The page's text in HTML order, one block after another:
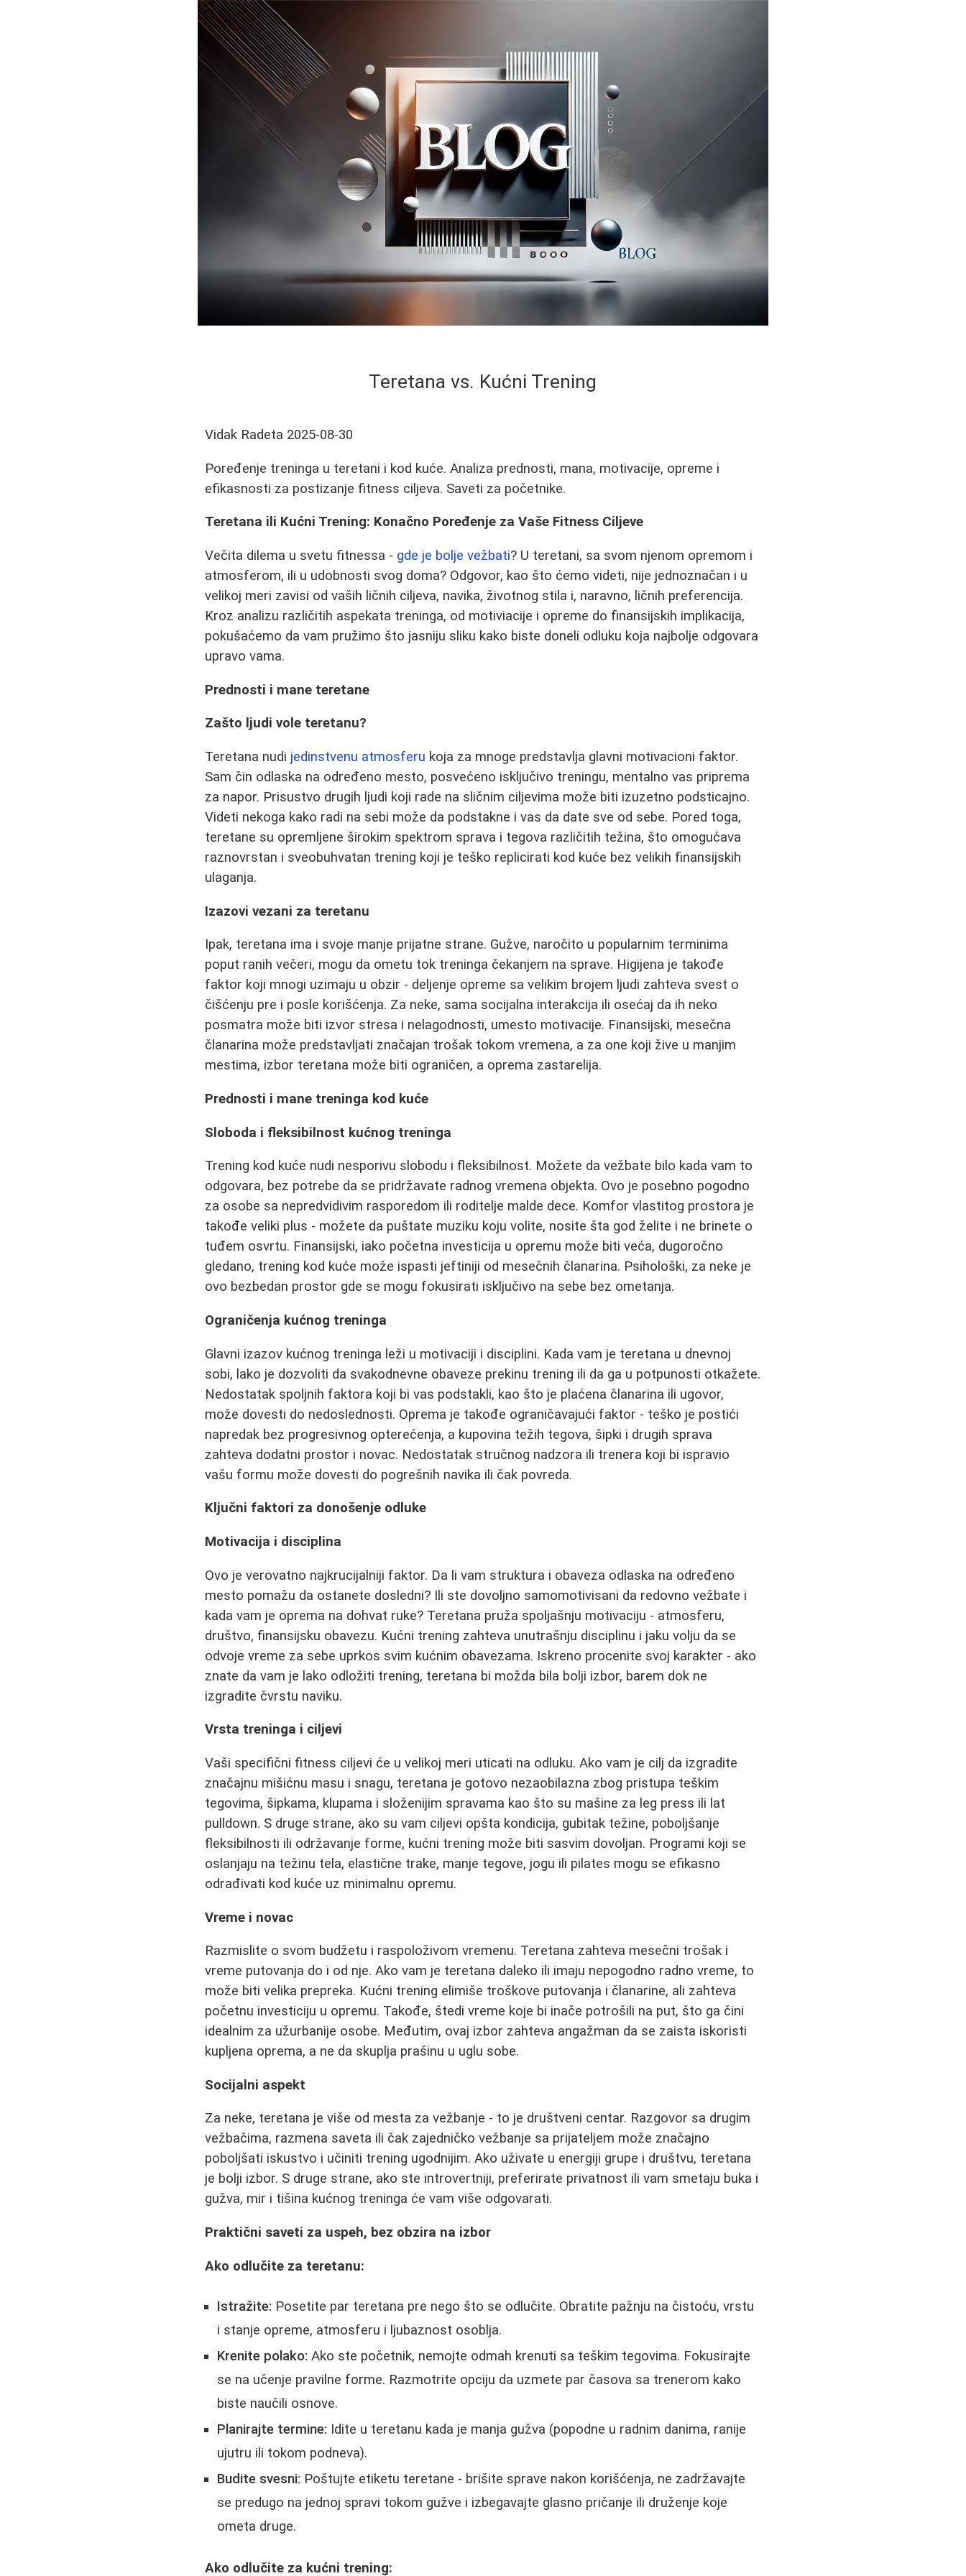
Teretana vs. Kućni Trening
Vidak Radeta 2025-08-30
Poređenje treninga u teretani i kod kuće. Analiza prednosti, mana, motivacije, opreme i
efikasnosti za postizanje fitness ciljeva. Saveti za početnike.
Teretana ili Kućni Trening: Konačno Poređenje za Vaše Fitness Ciljeve
Večita dilema u svetu fitnessa - gde je bolje vežbati? U teretani, sa svom njenom opremom i
atmosferom, ili u udobnosti svog doma? Odgovor, kao što ćemo videti, nije jednoznačan i u
velikoj meri zavisi od vaših ličnih ciljeva, navika, životnog stila i, naravno, ličnih preferencija.
Kroz analizu različitih aspekata treninga, od motiviacije i opreme do finansijskih implikacija,
pokušaćemo da vam pružimo što jasniju sliku kako biste doneli odluku koja najbolje odgovara
upravo vama.
Prednosti i mane teretane
Zašto ljudi vole teretanu?
Teretana nudi jedinstvenu atmosferu koja za mnoge predstavlja glavni motivacioni faktor.
Sam čin odlaska na određeno mesto, posvećeno isključivo treningu, mentalno vas priprema
za napor. Prisustvo drugih ljudi koji rade na sličnim ciljevima može biti izuzetno podsticajno.
Videti nekoga kako radi na sebi može da podstakne i vas da date sve od sebe. Pored toga,
teretane su opremljene širokim spektrom sprava i tegova različitih težina, što omogućava
raznovrstan i sveobuhvatan trening koji je teško replicirati kod kuće bez velikih finansijskih
ulaganja.
Izazovi vezani za teretanu
Ipak, teretana ima i svoje manje prijatne strane. Gužve, naročito u popularnim terminima
poput ranih večeri, mogu da ometu tok treninga čekanjem na sprave. Higijena je takođe
faktor koji mnogi uzimaju u obzir - deljenje opreme sa velikim brojem ljudi zahteva svest o
čišćenju pre i posle korišćenja. Za neke, sama socijalna interakcija ili osećaj da ih neko
posmatra može biti izvor stresa i nelagodnosti, umesto motivacije. Finansijski, mesečna
članarina može predstavljati značajan trošak tokom vremena, a za one koji žive u manjim
mestima, izbor teretana može biti ograničen, a oprema zastarelija.
Prednosti i mane treninga kod kuće
Sloboda i fleksibilnost kućnog treninga
Trening kod kuće nudi nesporivu slobodu i fleksibilnost. Možete da vežbate bilo kada vam to
odgovara, bez potrebe da se pridržavate radnog vremena objekta. Ovo je posebno pogodno
za osobe sa nepredvidivim rasporedom ili roditelje malde dece. Komfor vlastitog prostora je
takođe veliki plus - možete da puštate muziku koju volite, nosite šta god želite i ne brinete o
tuđem osvrtu. Finansijski, iako početna investicija u opremu može biti veća, dugoročno
gledano, trening kod kuće može ispasti jeftiniji od mesečnih članarina. Psihološki, za neke je
ovo bezbedan prostor gde se mogu fokusirati isključivo na sebe bez ometanja.
Ograničenja kućnog treninga
Glavni izazov kućnog treninga leži u motivaciji i disciplini. Kada vam je teretana u dnevnoj
sobi, lako je dozvoliti da svakodnevne obaveze prekinu trening ili da ga u potpunosti otkažete.
Nedostatak spoljnih faktora koji bi vas podstakli, kao što je plaćena članarina ili ugovor,
može dovesti do nedoslednosti. Oprema je takođe ograničavajući faktor - teško je postići
napredak bez progresivnog opterećenja, a kupovina težih tegova, šipki i drugih sprava
zahteva dodatni prostor i novac. Nedostatak stručnog nadzora ili trenera koji bi ispravio
vašu formu može dovesti do pogrešnih navika ili čak povreda.
Ključni faktori za donošenje odluke
Motivacija i disciplina
Ovo je verovatno najkrucijalniji faktor. Da li vam struktura i obaveza odlaska na određeno
mesto pomažu da ostanete dosledni? Ili ste dovoljno samomotivisani da redovno vežbate i
kada vam je oprema na dohvat ruke? Teretana pruža spoljašnju motivaciju - atmosferu,
društvo, finansijsku obavezu. Kućni trening zahteva unutrašnju disciplinu i jaku volju da se
odvoje vreme za sebe uprkos svim kućnim obavezama. Iskreno procenite svoj karakter - ako
znate da vam je lako odložiti trening, teretana bi možda bila bolji izbor, barem dok ne
izgradite čvrstu naviku.
Vrsta treninga i ciljevi
Vaši specifični fitness ciljevi će u velikoj meri uticati na odluku. Ako vam je cilj da izgradite
značajnu mišićnu masu i snagu, teretana je gotovo nezaobilazna zbog pristupa teškim
tegovima, šipkama, klupama i složenijim spravama kao što su mašine za leg press ili lat
pulldown. S druge strane, ako su vam ciljevi opšta kondicija, gubitak težine, poboljšanje
fleksibilnosti ili održavanje forme, kućni trening može biti sasvim dovoljan. Programi koji se
oslanjaju na težinu tela, elastične trake, manje tegove, jogu ili pilates mogu se efikasno
odrađivati kod kuće uz minimalnu opremu.
Vreme i novac
Razmislite o svom budžetu i raspoloživom vremenu. Teretana zahteva mesečni trošak i
vreme putovanja do i od nje. Ako vam je teretana daleko ili imaju nepogodno radno vreme, to
može biti velika prepreka. Kućni trening elimiše troškove putovanja i članarine, ali zahteva
početnu investiciju u opremu. Takođe, štedi vreme koje bi inače potrošili na put, što ga čini
idealnim za užurbanije osobe. Međutim, ovaj izbor zahteva angažman da se zaista iskoristi
kupljena oprema, a ne da skuplja prašinu u uglu sobe.
Socijalni aspekt
Za neke, teretana je više od mesta za vežbanje - to je društveni centar. Razgovor sa drugim
vežbačima, razmena saveta ili čak zajedničko vežbanje sa prijateljem može značajno
poboljšati iskustvo i učiniti trening ugodnijim. Ako uživate u energiji grupe i društvu, teretana
je bolji izbor. S druge strane, ako ste introvertniji, preferirate privatnost ili vam smetaju buka i
gužva, mir i tišina kućnog treninga će vam više odgovarati.
Praktični saveti za uspeh, bez obzira na izbor
Ako odlučite za teretanu:
Istražite: Posetite par teretana pre nego što se odlučite. Obratite pažnju na čistoću, vrstu
i stanje opreme, atmosferu i ljubaznost osoblja.
Krenite polako: Ako ste početnik, nemojte odmah krenuti sa teškim tegovima. Fokusirajte
se na učenje pravilne forme. Razmotrite opciju da uzmete par časova sa trenerom kako
biste naučili osnove.
Planirajte termine: Idite u teretanu kada je manja gužva (popodne u radnim danima, ranije
ujutru ili tokom podneva).
Budite svesni: Poštujte etiketu teretane - brišite sprave nakon korišćenja, ne zadržavajte
se predugo na jednoj spravi tokom gužve i izbegavajte glasno pričanje ili druženje koje
ometa druge.
Ako odlučite za kućni trening: